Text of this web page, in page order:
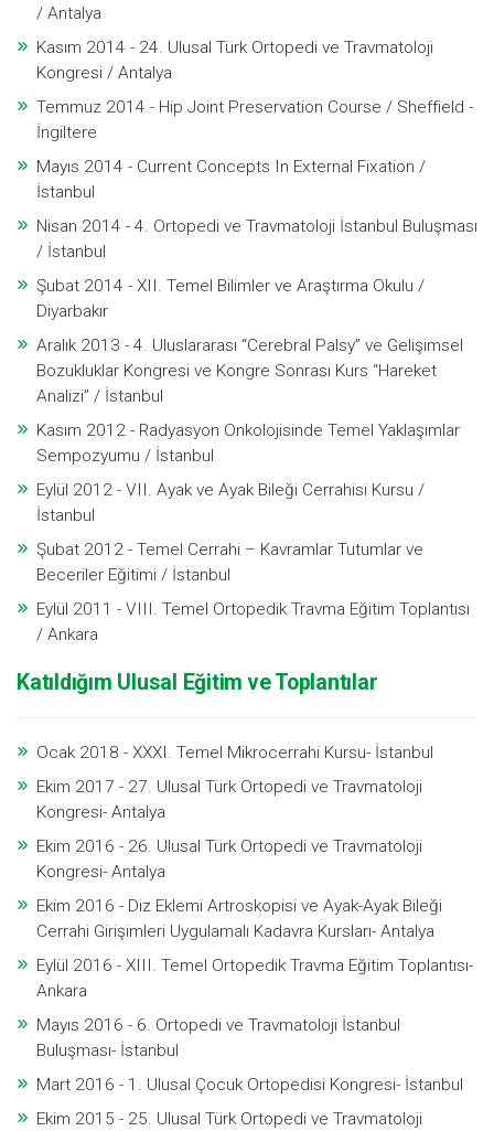
/ Antalya
Kasım 2014 - 24. Ulusal Türk Ortopedi ve Travmatoloji
Kongresi / Antalya
Temmuz 2014 - Hip Joint Preservation Course / Sheffield -
İngiltere
Mayıs 2014 - Current Concepts In External Fixation /
İstanbul
Nisan 2014 - 4. Ortopedi ve Travmatoloji İstanbul Buluşması
/ İstanbul
Şubat 2014 - XII. Temel Bilimler ve Araştırma Okulu /
Diyarbakır
Aralık 2013 - 4. Uluslararası “Cerebral Palsy” ve Gelişimsel
Bozukluklar Kongresi ve Kongre Sonrası Kurs “Hareket
Analizi” / İstanbul
Kasım 2012 - Radyasyon Onkolojisinde Temel Yaklaşımlar
Sempozyumu / İstanbul
Eylül 2012 - VII. Ayak ve Ayak Bileği Cerrahisi Kursu /
İstanbul
Şubat 2012 - Temel Cerrahi – Kavramlar Tutumlar ve
Beceriler Eğitimi / İstanbul
Eylül 2011 - VIII. Temel Ortopedik Travma Eğitim Toplantısı
/ Ankara
Katıldığım Ulusal Eğitim ve Toplantılar
Ocak 2018 - XXXI. Temel Mikrocerrahi Kursu- İstanbul
Ekim 2017 - 27. Ulusal Türk Ortopedi ve Travmatoloji
Kongresi- Antalya
Ekim 2016 - 26. Ulusal Türk Ortopedi ve Travmatoloji
Kongresi- Antalya
Ekim 2016 - Diz Eklemi Artroskopisi ve Ayak-Ayak Bileği
Cerrahi Girişimleri Uygulamalı Kadavra Kursları- Antalya
Eylül 2016 - XIII. Temel Ortopedik Travma Eğitim Toplantısı-
Ankara
Mayıs 2016 - 6. Ortopedi ve Travmatoloji İstanbul
Buluşması- İstanbul
Mart 2016 - 1. Ulusal Çocuk Ortopedisi Kongresi- İstanbul
Ekim 2015 - 25. Ulusal Türk Ortopedi ve Travmatoloji